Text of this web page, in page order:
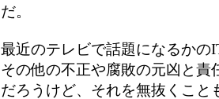
だ。
最近のテレビで話題になるかの
その他の不正や腐敗の元凶と責
だろうけど、それを無抜くこと